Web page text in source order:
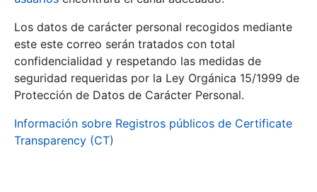
Los datos de carácter personal recogidos mediante
este este correo serán tratados con total
confidencialidad y respetando las medidas de
seguridad requeridas por la Ley Orgánica 15/1999 de
Protección de Datos de Carácter Personal.
Información sobre Registros públicos de Certificate
Transparency (CT)